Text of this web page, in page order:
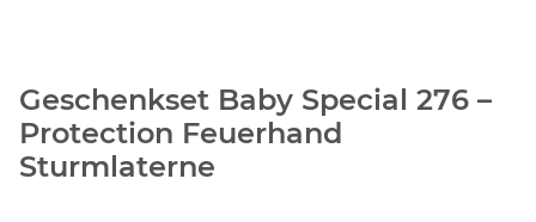
Geschenkset Baby Special 276 –
Protection Feuerhand
Sturmlaterne